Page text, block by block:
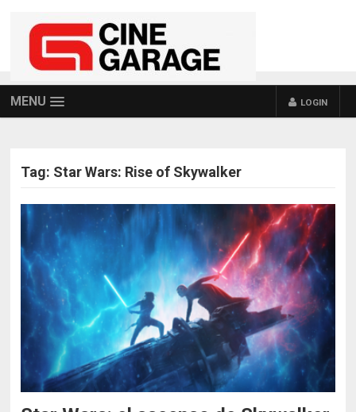
MENU LOGIN
Tag: Star Wars: Rise of Skywalker